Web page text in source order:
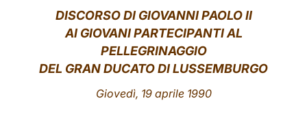
中文
DISCORSO DI GIOVANNI PAOLO II
AI GIOVANI PARTECIPANTI AL
PELLEGRINAGGIO
DEL GRAN DUCATO DI LUSSEMBURGO
Giovedì, 19 aprile 1990